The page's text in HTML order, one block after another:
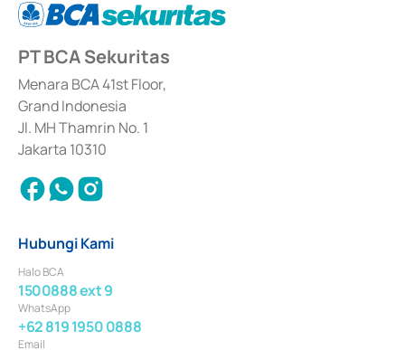
berdasarkan surat keputusan Otoritas Jasa Keuangan Nomor S-
67/PM.21/2017 tanggal 3 Februari 2017, dan beberapa izin usaha lainnya
Sertifikat Deposito di Pasar Uang yang izinnya diterbitkan pada tahun 2017
dan izin usaha lainnya dari Bank Indonesia sebagai Lembaga Pendukung
Penerbitan, Transaksi, serta Penatausahaan dan Penyelesaian Transaksi
Surat Berharga Komersial yang izinnya diterbitkan pada tahun 2018.
PT BCA Sekuritas
Menara BCA 41st Floor,
Grand Indonesia
Jl. MH Thamrin No. 1
Jakarta 10310
Hubungi Kami
Halo BCA
1500888 ext 9
WhatsApp
+62 819 1950 0888
Email